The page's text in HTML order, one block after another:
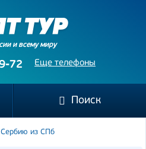
и всему миру
Еще телефоны
72
Поиск
Сербию из СПб